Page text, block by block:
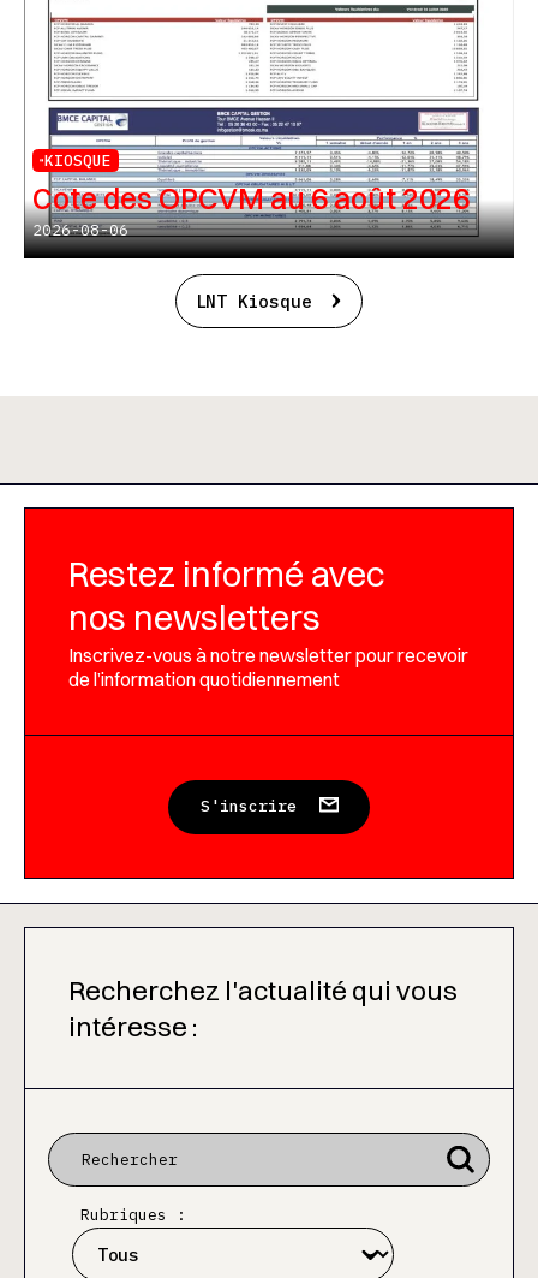
KIOSQUE
Cote des OPCVM au 6 août 2026
2026-08-06
LNT Kiosque
Restez informé avec
nos newsletters
Inscrivez-vous à notre newsletter pour recevoir
de l’information quotidiennement
S'inscrire
Recherchez l'actualité qui vous
intéresse :
Rubriques :